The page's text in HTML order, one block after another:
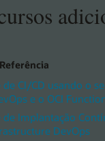
CI/CD usando o
e o OCI
Implantação
DevOps